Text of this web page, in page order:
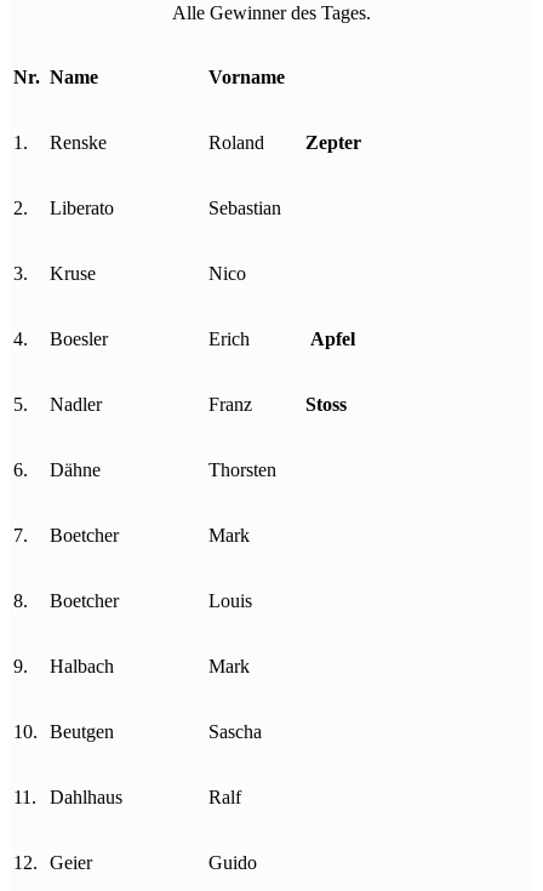
Alle Gewinner des Tages.
Nr. Name Vorname
1. Renske Roland Zepter
2. Liberato Sebastian
3. Kruse Nico
4. Boesler Erich Apfel
5. Nadler Franz Stoss
6. Dähne Thorsten
7. Boetcher Mark
8. Boetcher Louis
9. Halbach Mark
10. Beutgen Sascha
11. Dahlhaus Ralf
12. Geier Guido